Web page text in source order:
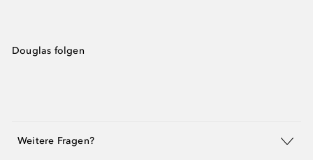
Douglas folgen
Weitere Fragen?